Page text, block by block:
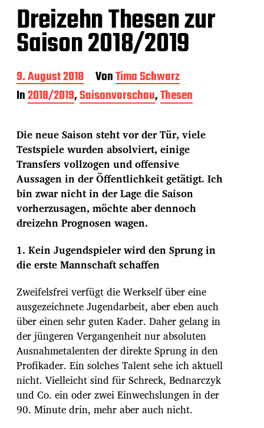
Dreizehn Thesen zur
Saison 2018/2019
B
e
i
a
g
s
d
a
t
u
m
9. August 2018 VonTimo Schwarz
In2018/2019,Saisonvorschau,Thesen
Die neue Saison steht vor der Tür, viele
Testspiele wurden absolviert, einige
Transfers vollzogen und offensive
Aussagen in der Öffentlichkeit getätigt. Ich
bin zwar nicht in der Lage die Saison
vorherzusagen, möchte aber dennoch
dreizehn Prognosen wagen.
1. Kein Jugendspieler wird den Sprung in
die erste Mannschaft schaffen
Zweifelsfrei verfügt die Werkself über eine
ausgezeichnete Jugendarbeit, aber eben auch
über einen sehr guten Kader. Daher gelang in
der jüngeren Vergangenheit nur absoluten
Ausnahmetalenten der direkte Sprung in den
Profikader. Ein solches Talent sehe ich aktuell
nicht. Vielleicht sind für Schreck, Bednarczyk
und Co. ein oder zwei Einwechslungen in der
90. Minute drin, mehr aber auch nicht.